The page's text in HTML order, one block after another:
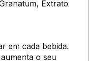
Extrato
em cada bebida.
o seu